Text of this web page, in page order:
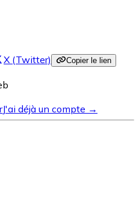
X (Twitter) Copier le lien
J'ai déjà un compte →